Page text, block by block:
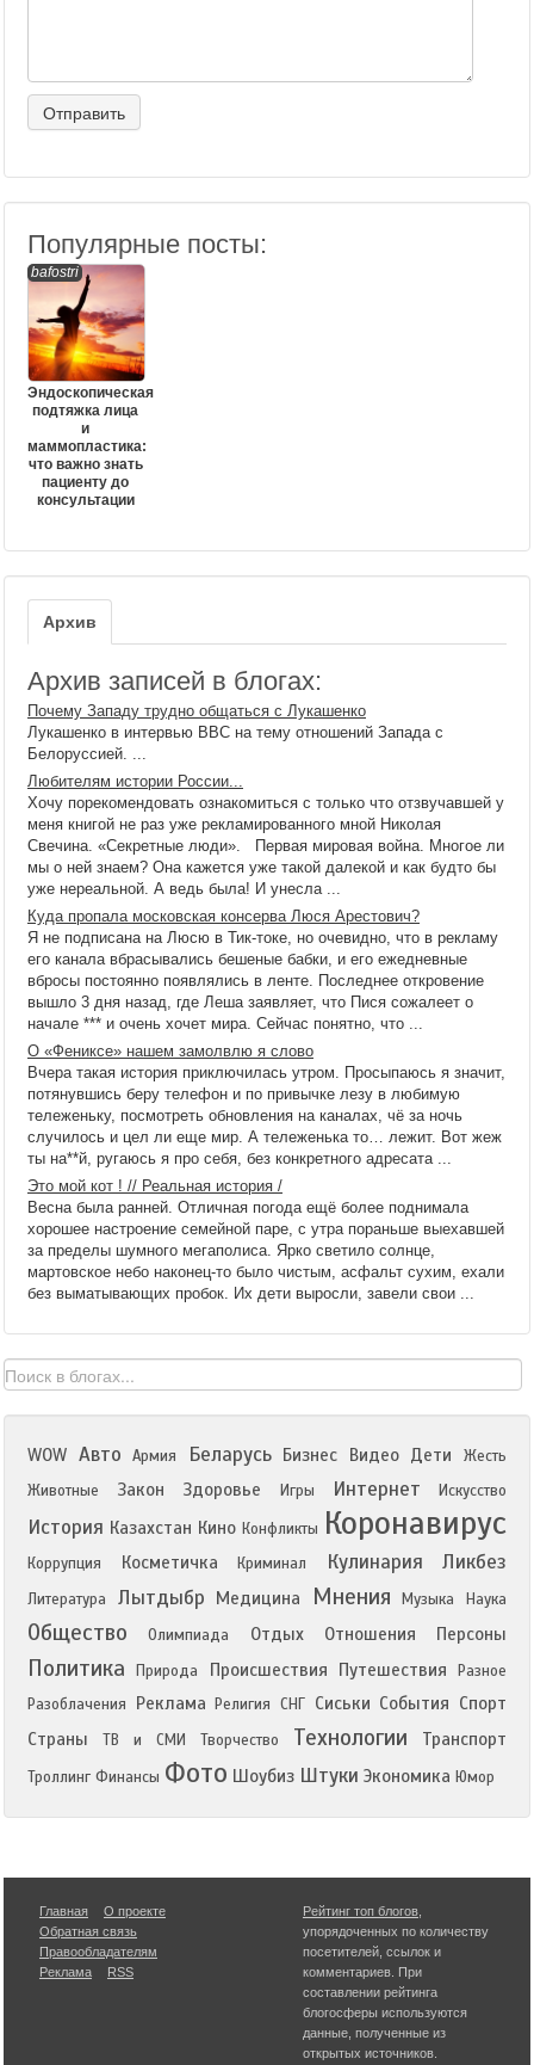
Популярные посты:
bafostri
Эндоскопическая
подтяжка лица
и
маммопластика:
что важно знать
пациенту до
консультации
Архив
Архив записей в блогах:
Почему Западу трудно общаться с Лукашенко
Лукашенко в интервью BBC на тему отношений Запада с
Белоруссией. ...
Любителям истории России...
Хочу порекомендовать ознакомиться с только что отзвучавшей у
меня книгой не раз уже рекламированного мной Николая
Свечина. «Секретные люди». Первая мировая война. Многое ли
мы о ней знаем? Она кажется уже такой далекой и как будто бы
уже нереальной. А ведь была! И унесла ...
Куда пропала московская консерва Люся Арестович?
Я не подписана на Люсю в Тик-токе, но очевидно, что в рекламу
его канала вбрасывались бешеные бабки, и его ежедневные
вбросы постоянно появлялись в ленте. Последнее откровение
вышло 3 дня назад, где Леша заявляет, что Пися сожалеет о
начале *** и очень хочет мира. Сейчас понятно, что ...
О «Фениксе» нашем замолвлю я слово
Вчера такая история приключилась утром. Просыпаюсь я значит,
потянувшись беру телефон и по привычке лезу в любимую
тележеньку, посмотреть обновления на каналах, чё за ночь
случилось и цел ли еще мир. А тележенька то… лежит. Вот жеж
ты на**й, ругаюсь я про себя, без конкретного адресата ...
Это мой кот ! // Реальная история /
Весна была ранней. Отличная погода ещё более поднимала
хорошее настроение семейной паре, с утра пораньше выехавшей
за пределы шумного мегаполиса. Ярко светило солнце,
мартовское небо наконец-то было чистым, асфальт сухим, ехали
без выматывающих пробок. Их дети выросли, завели свои ...
WOW Авто Армия Беларусь Бизнес Видео Дети
Жесть
Животные
Закон Здоровье Игры Интернет Искусство
История Казахстан Кино Конфликты Коронавирус
Коррупция Косметичка Криминал Кулинария Ликбез
Литература Лытдыбр Медицина Мнения Музыка Наука
Общество Олимпиада Отдых Отношения Персоны
Политика Природа Происшествия Путешествия
Разное
Разоблачения
Реклама Религия СНГ Сиськи События Спорт
Страны
ТВ и СМИ Творчество Технологии Транспорт
Троллинг Финансы Фото Шоубиз Штуки Экономика Юмор
Главная
О проекте
Обратная связь
Правообладателям
Реклама
RSS
Рейтинг топ блогов
упорядоченных по количеству
посетителей, ссылок и
комментариев. При
составлении рейтинга
блогосферы используются
данные, полученные из
открытых источников.